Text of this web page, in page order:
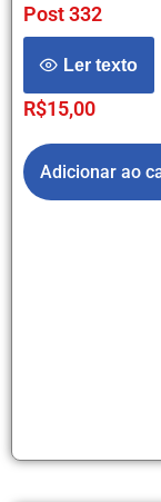
Post 332
Ler texto
R$15,00
Adicionar ao